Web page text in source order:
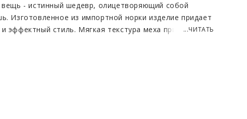
вещь - истинный шедевр, олицетворяющий собой
Изготовленное из импортной норки изделие придает
эффектный стиль. Мягкая текстура меха придает...ЧИТАТЬ